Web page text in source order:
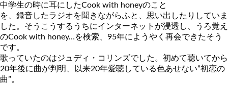
中学生の時に耳にしたCook with honeyのこと
を、録音したラジオを聞きながらふと、思い出したりしていま
した。そうこうするうちにインターネットが浸透し、うろ覚え
のCook with honey…を検索、95年にようやく再会できたそう
です。
歌っていたのはジュディ・コリンズでした。初めて聴いてから
20年後に曲が判明、以来20年愛聴している色あせない”初恋の
曲”。